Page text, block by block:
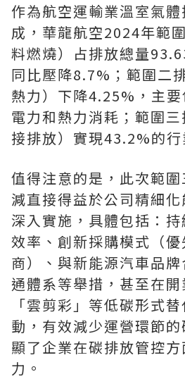
作為航空運輸業溫室氣
成，華龍航空2024年範
料燃燒）占排放總量
同比壓降8.7%；範圍二
熱力）下降4.25%，主
電力和熱力消耗；範圍
接排放）實現43.2%的行
值得注意的是，此次範
減直接得益於公司精細
深入實施，具體包括：
效率、創新採購模式（
商）、與新能源汽車品
通體系等舉措，甚至在
「雲剪彩」等低碳形式
動，有效減少運營環節
顯了企業在碳排放管控
力。